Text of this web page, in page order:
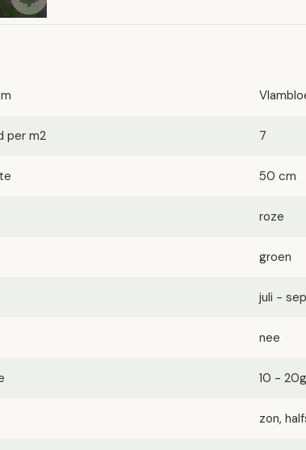
per m2 7
50 cm
roze
groen
juli -
nee
10 - 20g
zon,